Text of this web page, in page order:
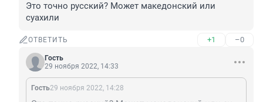
Это точно русский? Может македонский или
суахили
ОТВЕТИТЬ +1 –0
Гость
29 ноября 2022, 14:33
Гость29 ноября 2022, 14:28